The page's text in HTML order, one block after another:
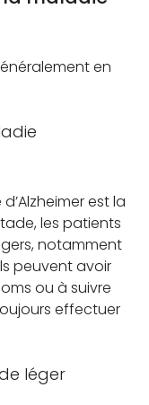
en
est la
les patients
notamment
peuvent avoir
ou à suivre
effectuer
léger